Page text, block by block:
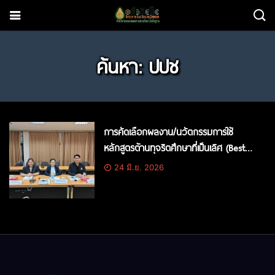
ค้นหา: ปปช
การคัดเลือกผลงาน/นวัตกรรมการใช้
หลักสูตรต้านทุจริตศึกษาที่เป็นเลิศ (Best
Practice) จ.สระแก้ว
24 มิ.ย. 2026